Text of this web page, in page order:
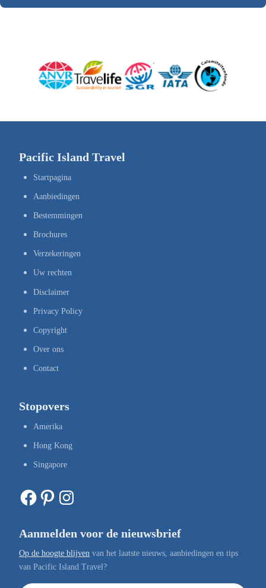
Pacific Island Travel
Startpagina
Aanbiedingen
Bestemmingen
Brochures
Verzekeringen
Uw rechten
Disclaimer
Privacy Policy
Copyright
Over ons
Contact
Stopovers
Amerika
Hong Kong
Singapore
Facebook Pinterest Instagram
Aanmelden voor de nieuwsbrief
Op de hoogte blijven van het laatste nieuws, aanbiedingen en tips
van Pacific Island Travel?